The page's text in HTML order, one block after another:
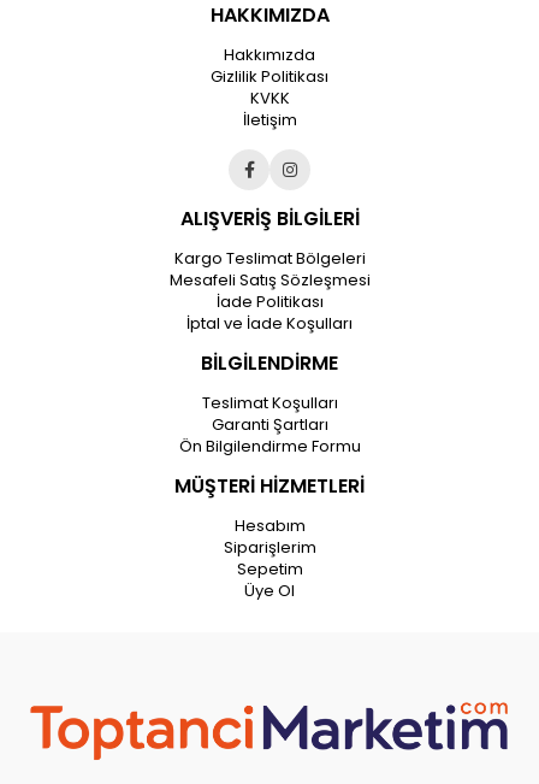
HAKKIMIZDA
Hakkımızda
Gizlilik Politikası
KVKK
İletişim
ALIŞVERİŞ BİLGİLERİ
Kargo Teslimat Bölgeleri
Mesafeli Satış Sözleşmesi
İade Politikası
İptal ve İade Koşulları
BİLGİLENDİRME
Teslimat Koşulları
Garanti Şartları
Ön Bilgilendirme Formu
MÜŞTERİ HİZMETLERİ
Hesabım
Siparişlerim
Sepetim
Üye Ol